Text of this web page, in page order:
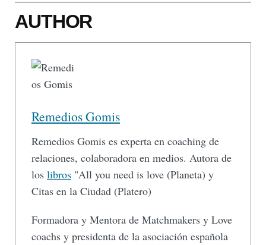
AUTHOR
Remedios Gomis
Remedios Gomis es experta en coaching de
relaciones, colaboradora en medios. Autora de
los libros "All you need is love (Planeta) y
Citas en la Ciudad (Platero)
Formadora y Mentora de Matchmakers y Love
coachs y presidenta de la asociación española